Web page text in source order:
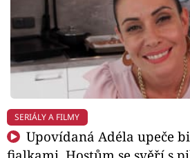
SERIÁLY A FILMY
Upovídaná Adéla upeče